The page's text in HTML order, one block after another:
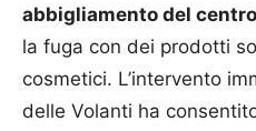
abbigliamento del
la fuga con dei prodotti
cosmetici. L’intervento
delle Volanti ha